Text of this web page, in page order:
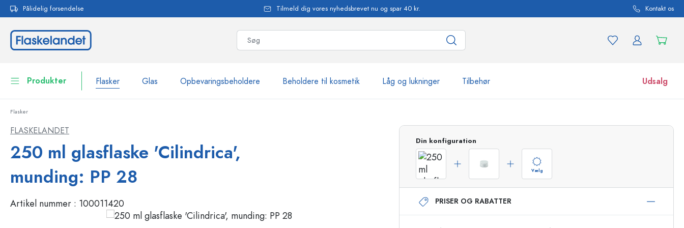
Gå til hovednavigation
Pålidelig forsendelse Tilmeld dig vores nyhedsbrevet nu og spar 40 kr. Kontakt os
Produkter Flasker Glas Opbevaringsbeholdere Beholdere til kosmetik Låg og lukninger Tilbehør Udsalg
Bordservice
Flasker efter mærke
Flasker med patentprop
Sprayflasker
Airless-dispensere
Roll-on flasker
Glas
Opdag nu
Køb nu
Flasker
FLASKELANDET
250 ml glasflaske 'Cilindrica',
munding: PP 28
Artikel nummer : 100011420
Din konfiguration
Vælg
PRISER OG RABATTER